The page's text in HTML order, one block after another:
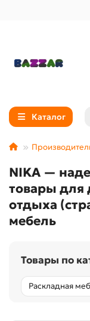
Каталог
NIKA —
товары для
отдыха
мебель
Товары по